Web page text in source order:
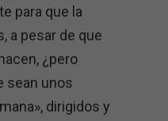
para que la
a pesar de que
¿pero
sean unos
dirigidos y